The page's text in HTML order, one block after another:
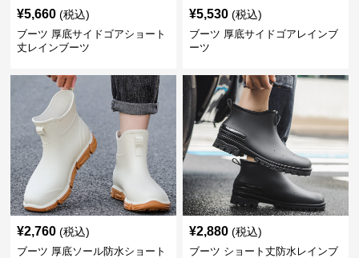
¥5,660 (税込)
ブーツ 厚底サイドゴアショート
丈レインブーツ
¥5,530 (税込)
ブーツ 厚底サイドゴアレインブ
ーツ
¥2,760 (税込)
ブーツ 厚底ソール防水ショート
¥2,880 (税込)
ブーツ ショート丈防水レインブ